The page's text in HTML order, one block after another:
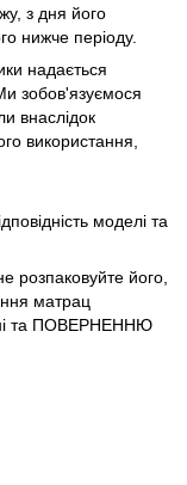
з дня його
нижче періоду.
надається
зобов'язуємося
внаслідок
використання,
моделі та
розпаковуйте його,
матрац
та ПОВЕРНЕННЮ